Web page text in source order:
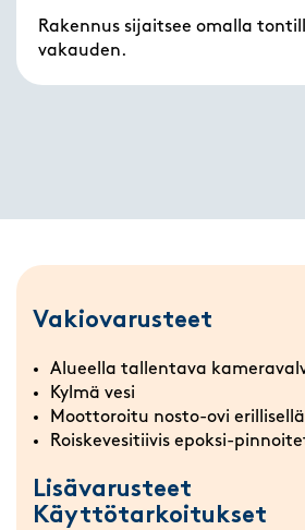
Rakennus sijaitsee omalla
vakauden.
Vakiovarusteet
Alueella tallentava
Kylmä vesi
Moottoroitu nosto-ovi
Roiskevesitiivis epoksi-
Lisävarusteet
Käyttötarkoitukset